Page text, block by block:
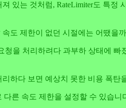
있는 것처럼, RateLimiter도 특정
속도 제한이 없던 시절에는 어땠을
을 처리하려다 과부하 상태에 빠
하다 보면 예상치 못한 비용 폭탄
다른 속도 제한을 설정할 수 있습니